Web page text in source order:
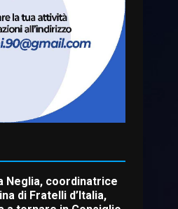
di Savelletri
al Prefetto: “Noi
di serie B”
2026 06:15
d’identità: continua il
di aperture
del Comune di
Neglia, coordinatrice
di Fratelli d’Italia,